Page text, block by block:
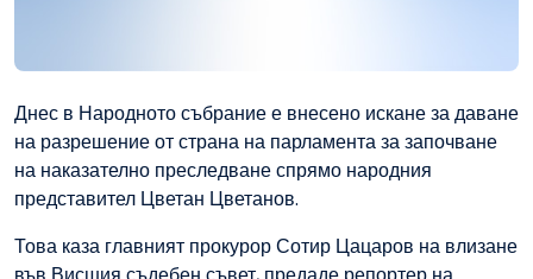
Днес в Народното събрание е внесено искане за даване
на разрешение от страна на парламента за започване
на наказателно преследване спрямо народния
представител Цветан Цветанов.
Това каза главният прокурор Сотир Цацаров на влизане